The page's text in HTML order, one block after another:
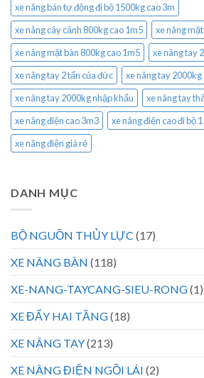
xe nâng bán tự động đi bộ 1500kg cao 3m
xe nâng cây cảnh 800kg cao 1m5
xe nâng
xe nâng mặt bàn 800kg cao 1m5
xe nâng tay
xe nâng tay 2 tấn của đức
xe nâng tay 2000kg
xe nâng tay 2000kg nhập khẩu
xe nâng tay
xe nâng điện cao 3m3
xe nâng điện cao đi bộ
xe nâng điện giá rẻ
DANH MỤC
BỘ NGUỒN THỦY LỰC (17)
XE NÂNG BÀN (118)
XE-NANG-TAYCANG-SIEU-RONG(1)
XE ĐẨY HAI TẦNG(18)
XE NÂNG TAY(213)
XE NÂNG ĐIỆN NGỒI LÁI (2)